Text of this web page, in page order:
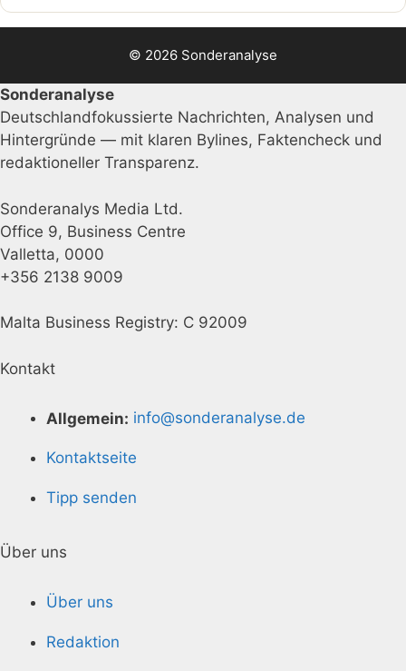
© 2026 Sonderanalyse
Sonderanalyse
Deutschlandfokussierte Nachrichten, Analysen und
Hintergründe — mit klaren Bylines, Faktencheck und
redaktioneller Transparenz.
Sonderanalys Media Ltd.
Office 9, Business Centre
Valletta, 0000
+356 2138 9009
Malta Business Registry: C 92009
Kontakt
Allgemein: info@sonderanalyse.de
Kontaktseite
Tipp senden
Über uns
Über uns
Redaktion